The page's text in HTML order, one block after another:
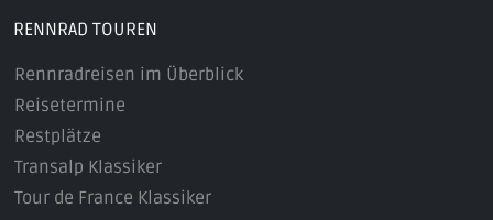
RENNRAD TOUREN
Rennradreisen im Überblick
Reisetermine
Restplätze
Transalp Klassiker
Tour de France Klassiker